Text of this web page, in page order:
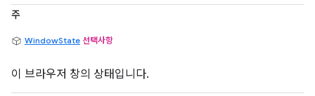
주
WindowState 선택사항
이 브라우저 창의 상태입니다.